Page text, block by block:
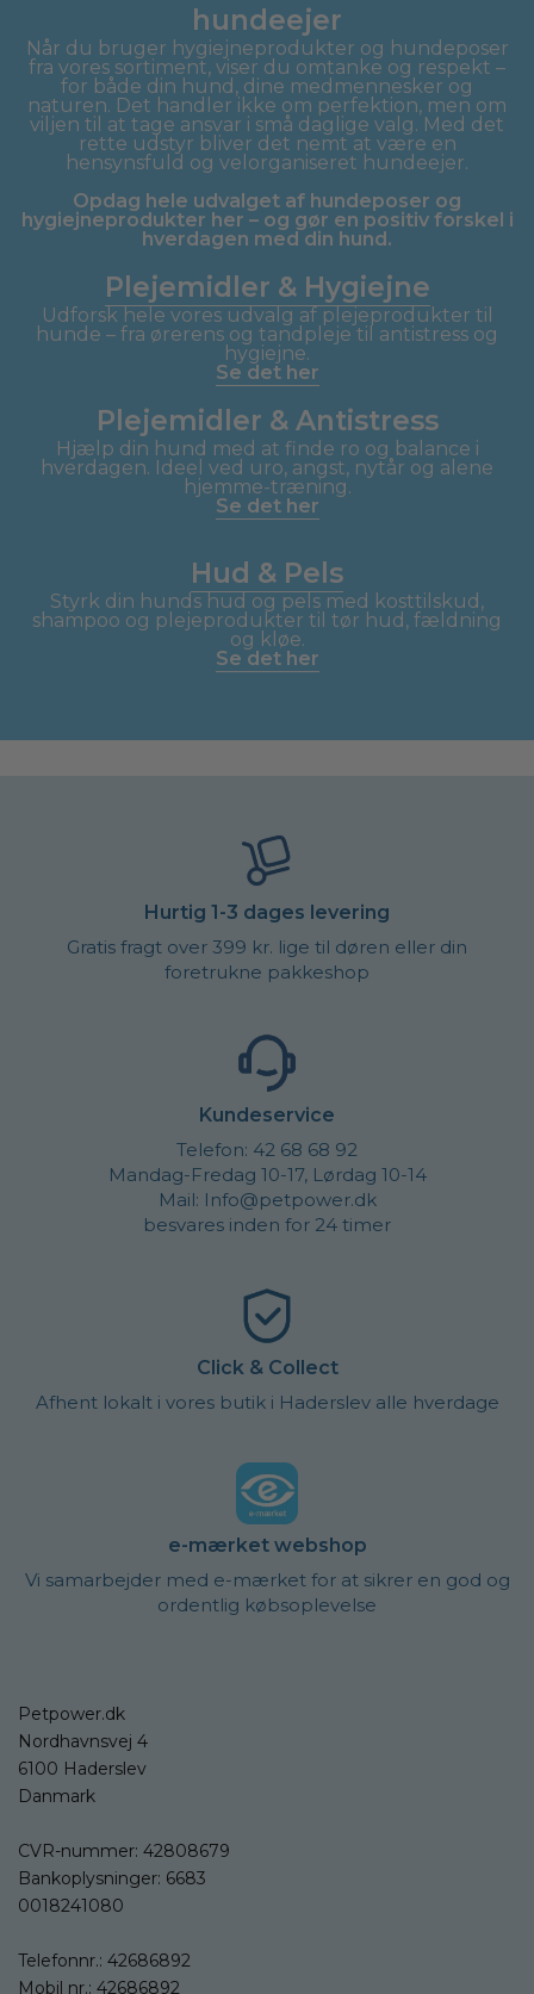
hundeejer
Når du bruger hygiejneprodukter og hundeposer
fra vores sortiment, viser du omtanke og respekt –
for både din hund, dine medmennesker og
naturen. Det handler ikke om perfektion, men om
viljen til at tage ansvar i små daglige valg. Med det
rette udstyr bliver det nemt at være en
hensynsfuld og velorganiseret hundeejer.
Opdag hele udvalget af hundeposer og
hygiejneprodukter her – og gør en positiv forskel i
hverdagen med din hund.
Plejemidler & Hygiejne
Udforsk hele vores udvalg af plejeprodukter til
hunde – fra ørerens og tandpleje til antistress og
hygiejne.
Se det her
Plejemidler & Antistress
Hjælp din hund med at finde ro og balance i
hverdagen. Ideel ved uro, angst, nytår og alene
hjemme-træning.
Se det her
Hud & Pels
Styrk din hunds hud og pels med kosttilskud,
shampoo og plejeprodukter til tør hud, fældning
og kløe.
Se det her
Hurtig 1-3 dages levering
Gratis fragt over 399 kr. lige til døren eller din
foretrukne pakkeshop
Kundeservice
Telefon: 42 68 68 92
Mandag-Fredag 10-17, Lørdag 10-14
Mail: Info@petpower.dk
besvares inden for 24 timer
Click & Collect
Afhent lokalt i vores butik i Haderslev alle hverdage
e-mærket webshop
Vi samarbejder med e-mærket for at sikrer en god og
ordentlig købsoplevelse
Petpower.dk
Nordhavnsvej 4
6100 Haderslev
Danmark
CVR-nummer: 42808679
Bankoplysninger: 6683
0018241080
Telefonnr.: 42686892
Mobil nr.: 42686892